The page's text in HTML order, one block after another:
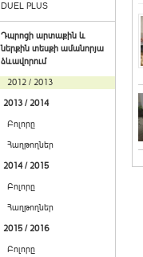
DUEL PLUS
Դպրոցի արտաքին և
ներքին տեսքի ամանորյա
ձևավորում
2012 / 2013
2013 / 2014
Բոլորը
Հաղթողներ
2014 / 2015
Բոլորը
Հաղթողներ
2015 / 2016
Բոլորը